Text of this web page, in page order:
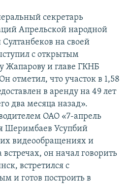
секретарь
Апрельской народной
на своей
с открытым
Жапарову и главе ГКНБ
отметил, что участок в 1,58
в аренду на 49 лет
два месяца назад».
ОАО «7-апрель
Шеримбаев Усупбий
видеообращениях и
он начал говорить
встретился с
и готов построить в